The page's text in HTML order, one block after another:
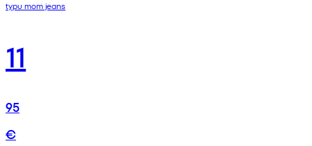
typu mom jeans
11
95
€